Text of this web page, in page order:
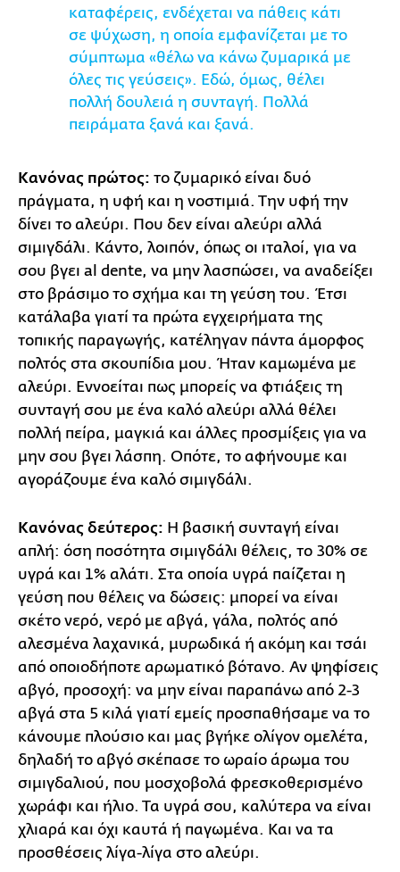
καταφέρεις, ενδέχεται να πάθεις κάτι
σε ψύχωση, η οποία εμφανίζεται με το
σύμπτωμα «θέλω να κάνω ζυμαρικά με
όλες τις γεύσεις». Εδώ, όμως, θέλει
πολλή δουλειά η συνταγή. Πολλά
πειράματα ξανά και ξανά.
Κανόνας πρώτος: το ζυμαρικό είναι δυό
πράγματα, η υφή και η νοστιμιά. Την υφή την
δίνει το αλεύρι. Που δεν είναι αλεύρι αλλά
σιμιγδάλι. Κάντο, λοιπόν, όπως οι ιταλοί, για να
σου βγει al dente, να μην λασπώσει, να αναδείξει
στο βράσιμο το σχήμα και τη γεύση του. Έτσι
κατάλαβα γιατί τα πρώτα εγχειρήματα της
τοπικής παραγωγής, κατέληγαν πάντα άμορφος
πολτός στα σκουπίδια μου. Ήταν καμωμένα με
αλεύρι. Εννοείται πως μπορείς να φτιάξεις τη
συνταγή σου με ένα καλό αλεύρι αλλά θέλει
πολλή πείρα, μαγκιά και άλλες προσμίξεις για να
μην σου βγει λάσπη. Οπότε, το αφήνουμε και
αγοράζουμε ένα καλό σιμιγδάλι.
Κανόνας δεύτερος: Η βασική συνταγή είναι
απλή: όση ποσότητα σιμιγδάλι θέλεις, το 30% σε
υγρά και 1% αλάτι. Στα οποία υγρά παίζεται η
γεύση που θέλεις να δώσεις: μπορεί να είναι
σκέτο νερό, νερό με αβγά, γάλα, πολτός από
αλεσμένα λαχανικά, μυρωδικά ή ακόμη και τσάι
από οποιοδήποτε αρωματικό βότανο. Αν ψηφίσεις
αβγό, προσοχή: να μην είναι παραπάνω από 2-3
αβγά στα 5 κιλά γιατί εμείς προσπαθήσαμε να το
κάνουμε πλούσιο και μας βγήκε ολίγον ομελέτα,
δηλαδή το αβγό σκέπασε το ωραίο άρωμα του
σιμιγδαλιού, που μοσχοβολά φρεσκοθερισμένο
χωράφι και ήλιο. Τα υγρά σου, καλύτερα να είναι
χλιαρά και όχι καυτά ή παγωμένα. Και να τα
προσθέσεις λίγα-λίγα στο αλεύρι.